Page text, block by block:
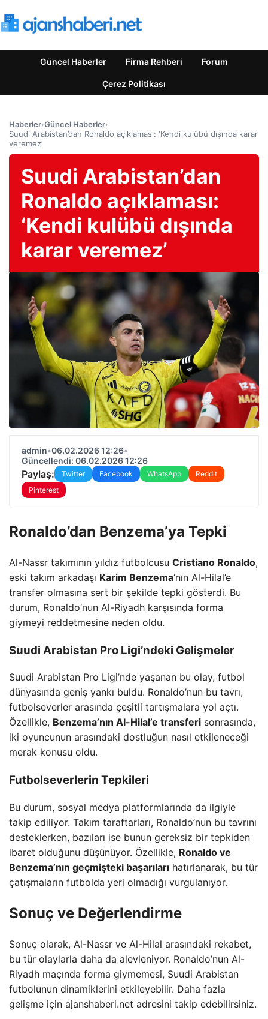
Güncel Haberler Firma Rehberi Forum
Çerez Politikası
Haberler›Güncel Haberler›
Suudi Arabistan’dan Ronaldo açıklaması: ‘Kendi kulübü dışında karar
veremez’
Suudi Arabistan’dan
Ronaldo açıklaması:
‘Kendi kulübü dışında
karar veremez’
admin•06.02.2026 12:26•
Güncellendi: 06.02.2026 12:26
Paylaş: Twitter Facebook WhatsApp
Reddit
Pinterest
Ronaldo’dan Benzema’ya Tepki
Al-Nassr takımının yıldız futbolcusu Cristiano Ronaldo,
eski takım arkadaşı Karim Benzema‘nın Al-Hilal’e
transfer olmasına sert bir şekilde tepki gösterdi. Bu
durum, Ronaldo’nun Al-Riyadh karşısında forma
giymeyi reddetmesine neden oldu.
Suudi Arabistan Pro Ligi’ndeki Gelişmeler
Suudi Arabistan Pro Ligi’nde yaşanan bu olay, futbol
dünyasında geniş yankı buldu. Ronaldo’nun bu tavrı,
futbolseverler arasında çeşitli tartışmalara yol açtı.
Özellikle, Benzema’nın Al-Hilal’e transferi sonrasında,
iki oyuncunun arasındaki dostluğun nasıl etkileneceği
merak konusu oldu.
Futbolseverlerin Tepkileri
Bu durum, sosyal medya platformlarında da ilgiyle
takip ediliyor. Takım taraftarları, Ronaldo’nun bu tavrını
desteklerken, bazıları ise bunun gereksiz bir tepkiden
ibaret olduğunu düşünüyor. Özellikle, Ronaldo ve
Benzema’nın geçmişteki başarıları hatırlanarak, bu tür
çatışmaların futbolda yeri olmadığı vurgulanıyor.
Sonuç ve Değerlendirme
Sonuç olarak, Al-Nassr ve Al-Hilal arasındaki rekabet,
bu tür olaylarla daha da alevleniyor. Ronaldo’nun Al-
Riyadh maçında forma giymemesi, Suudi Arabistan
futbolunun dinamiklerini etkileyebilir. Daha fazla
gelişme için ajanshaberi.net adresini takip edebilirsiniz.